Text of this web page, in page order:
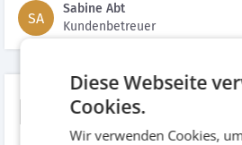
SA
Sabine Abt
Kundenbetreuer
Damiana
Diese Webseite
Cookies.
Wir verwenden Cookies,